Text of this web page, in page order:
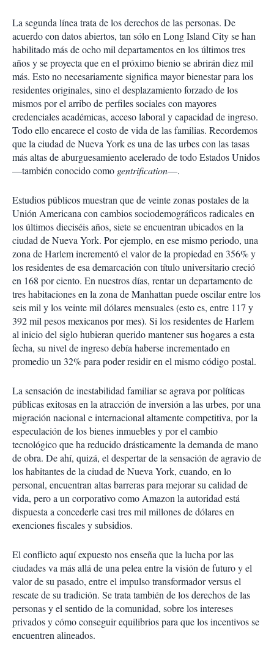
La segunda línea trata de los derechos de las personas. De
acuerdo con datos abiertos, tan sólo en Long Island City se han
habilitado más de ocho mil departamentos en los últimos tres
años y se proyecta que en el próximo bienio se abrirán diez mil
más. Esto no necesariamente significa mayor bienestar para los
residentes originales, sino el desplazamiento forzado de los
mismos por el arribo de perfiles sociales con mayores
credenciales académicas, acceso laboral y capacidad de ingreso.
Todo ello encarece el costo de vida de las familias. Recordemos
que la ciudad de Nueva York es una de las urbes con las tasas
más altas de aburguesamiento acelerado de todo Estados Unidos
—también conocido como gentrification—.
Estudios públicos muestran que de veinte zonas postales de la
Unión Americana con cambios sociodemográficos radicales en
los últimos dieciséis años, siete se encuentran ubicados en la
ciudad de Nueva York. Por ejemplo, en ese mismo periodo, una
zona de Harlem incrementó el valor de la propiedad en 356% y
los residentes de esa demarcación con título universitario creció
en 168 por ciento. En nuestros días, rentar un departamento de
tres habitaciones en la zona de Manhattan puede oscilar entre los
seis mil y los veinte mil dólares mensuales (esto es, entre 117 y
392 mil pesos mexicanos por mes). Si los residentes de Harlem
al inicio del siglo hubieran querido mantener sus hogares a esta
fecha, su nivel de ingreso debía haberse incrementado en
promedio un 32% para poder residir en el mismo código postal.
La sensación de inestabilidad familiar se agrava por políticas
públicas exitosas en la atracción de inversión a las urbes, por una
migración nacional e internacional altamente competitiva, por la
especulación de los bienes inmuebles y por el cambio
tecnológico que ha reducido drásticamente la demanda de mano
de obra. De ahí, quizá, el despertar de la sensación de agravio de
los habitantes de la ciudad de Nueva York, cuando, en lo
personal, encuentran altas barreras para mejorar su calidad de
vida, pero a un corporativo como Amazon la autoridad está
dispuesta a concederle casi tres mil millones de dólares en
exenciones fiscales y subsidios.
El conflicto aquí expuesto nos enseña que la lucha por las
ciudades va más allá de una pelea entre la visión de futuro y el
valor de su pasado, entre el impulso transformador versus el
rescate de su tradición. Se trata también de los derechos de las
personas y el sentido de la comunidad, sobre los intereses
privados y cómo conseguir equilibrios para que los incentivos se
encuentren alineados.